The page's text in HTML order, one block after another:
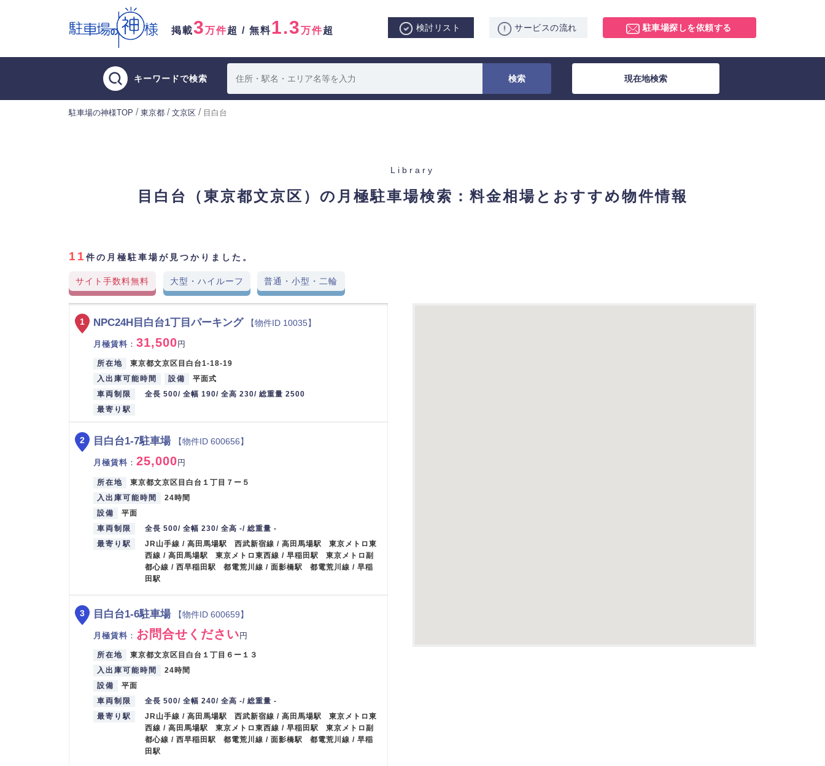
掲載3万件超 / 無料1.3万件超 検討リスト サービスの流れ 駐車場探しを依頼する
キーワードで検索 現在地検索
駐車場の神様TOP / 東京都 / 文京区 / 目白台
Library
目白台（東京都文京区）の月極駐車場検索： 料金相場とおすすめ物件情報
11 件の月極駐車場が見つかりました。
サイト手数料無料 大型・ハイルーフ 普通・小型・二輪
NPC24H目白台1丁目パーキング 【物件ID 10035】
月極賃料 ： 31,500 円
所在地
東京都文京区目白台1-18-19
入出庫可能時間
設備
平面式
車両制限
全長 500/ 全幅 190/ 全高 230/ 総重量 2500
最寄り駅
1
目白台1-7駐車場 【物件ID 600656】
月極賃料 ： 25,000 円
所在地
東京都文京区目白台１丁目７ー５
入出庫可能時間
24時間
設備
平面
車両制限
全長 500/ 全幅 230/ 全高 -/ 総重量 -
最寄り駅
JR山手線 / 高田馬場駅 西武新宿線 / 高田馬場駅 東京メトロ東
西線 / 高田馬場駅 東京メトロ東西線 / 早稲田駅 東京メトロ副
都心線 / 西早稲田駅 都電荒川線 / 面影橋駅 都電荒川線 / 早稲
田駅
2
目白台1-6駐車場 【物件ID 600659】
月極賃料 ： お問合せください円
所在地
東京都文京区目白台１丁目６ー１３
入出庫可能時間
24時間
設備
平面
車両制限
全長 500/ 全幅 240/ 全高 -/ 総重量 -
最寄り駅
JR山手線 / 高田馬場駅 西武新宿線 / 高田馬場駅 東京メトロ東
西線 / 高田馬場駅 東京メトロ東西線 / 早稲田駅 東京メトロ副
都心線 / 西早稲田駅 都電荒川線 / 面影橋駅 都電荒川線 / 早稲
田駅
3